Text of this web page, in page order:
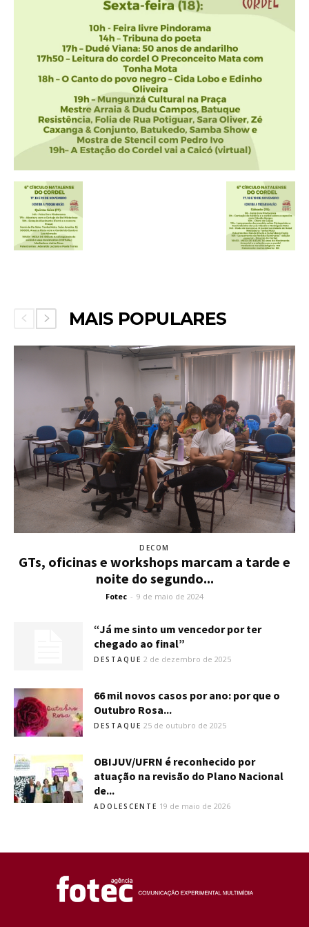
MAIS POPULARES
DECOM
GTs, oficinas e workshops marcam a tarde e
noite do segundo...
Fotec - 9 de maio de 2024
“Já me sinto um vencedor por ter
chegado ao final”
DESTAQUE 2 de dezembro de 2025
66 mil novos casos por ano: por que o
Outubro Rosa...
DESTAQUE 25 de outubro de 2025
OBIJUV/UFRN é reconhecido por
atuação na revisão do Plano Nacional
de...
ADOLESCENTE 19 de maio de 2026